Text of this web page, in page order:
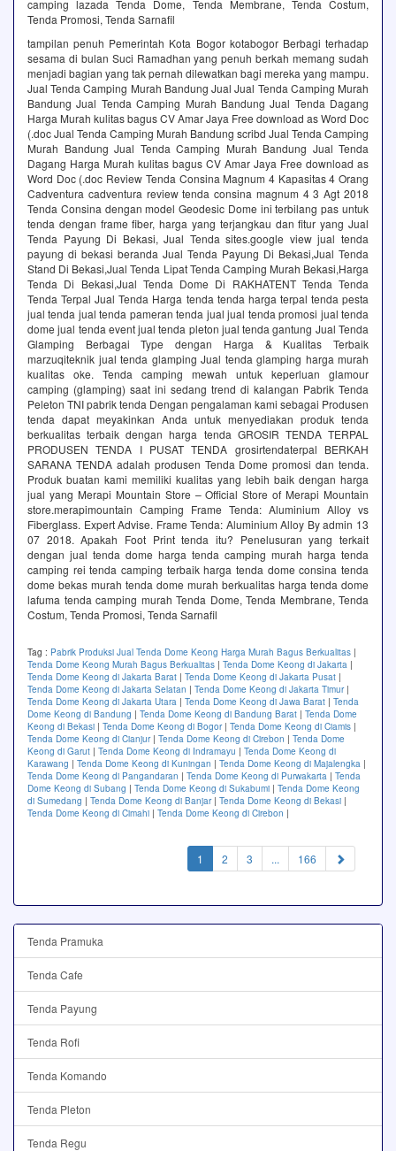
camping lazada Tenda Dome, Tenda Membrane, Tenda Costum,
Tenda Promosi, Tenda Sarnafil
tampilan penuh Pemerintah Kota Bogor kotabogor Berbagi terhadap
sesama di bulan Suci Ramadhan yang penuh berkah memang sudah
menjadi bagian yang tak pernah dilewatkan bagi mereka yang mampu.
Jual Tenda Camping Murah Bandung Jual Jual Tenda Camping Murah
Bandung Jual Tenda Camping Murah Bandung Jual Tenda Dagang
Harga Murah kulitas bagus CV Amar Jaya Free download as Word Doc
(.doc Jual Tenda Camping Murah Bandung scribd Jual Tenda Camping
Murah Bandung Jual Tenda Camping Murah Bandung Jual Tenda
Dagang Harga Murah kulitas bagus CV Amar Jaya Free download as
Word Doc (.doc Review Tenda Consina Magnum 4 Kapasitas 4 Orang
Cadventura cadventura review tenda consina magnum 4 3 Agt 2018
Tenda Consina dengan model Geodesic Dome ini terbilang pas untuk
tenda dengan frame fiber, harga yang terjangkau dan fitur yang Jual
Tenda Payung Di Bekasi, Jual Tenda sites.google view jual tenda
payung di bekasi beranda Jual Tenda Payung Di Bekasi,Jual Tenda
Stand Di Bekasi,Jual Tenda Lipat Tenda Camping Murah Bekasi,Harga
Tenda Di Bekasi,Jual Tenda Dome Di RAKHATENT Tenda Tenda
Tenda Terpal Jual Tenda Harga tenda tenda harga terpal tenda pesta
jual tenda jual tenda pameran tenda jual jual tenda promosi jual tenda
dome jual tenda event jual tenda pleton jual tenda gantung Jual Tenda
Glamping Berbagai Type dengan Harga & Kualitas Terbaik
marzuqiteknik jual tenda glamping Jual tenda glamping harga murah
kualitas oke. Tenda camping mewah untuk keperluan glamour
camping (glamping) saat ini sedang trend di kalangan Pabrik Tenda
Peleton TNI pabrik tenda Dengan pengalaman kami sebagai Produsen
tenda dapat meyakinkan Anda untuk menyediakan produk tenda
berkualitas terbaik dengan harga tenda GROSIR TENDA TERPAL
PRODUSEN TENDA I PUSAT TENDA grosirtendaterpal BERKAH
SARANA TENDA adalah produsen Tenda Dome promosi dan tenda.
Produk buatan kami memiliki kualitas yang lebih baik dengan harga
jual yang Merapi Mountain Store – Official Store of Merapi Mountain
store.merapimountain Camping Frame Tenda: Aluminium Alloy vs
Fiberglass. Expert Advise. Frame Tenda: Aluminium Alloy By admin 13
07 2018. Apakah Foot Print tenda itu? Penelusuran yang terkait
dengan jual tenda dome harga tenda camping murah harga tenda
camping rei tenda camping terbaik harga tenda dome consina tenda
dome bekas murah tenda dome murah berkualitas harga tenda dome
lafuma tenda camping murah Tenda Dome, Tenda Membrane, Tenda
Costum, Tenda Promosi, Tenda Sarnafil
Tag : Pabrik Produksi Jual Tenda Dome Keong Harga Murah Bagus Berkualitas |
Tenda Dome Keong Murah Bagus Berkualitas | Tenda Dome Keong di Jakarta |
Tenda Dome Keong di Jakarta Barat | Tenda Dome Keong di Jakarta Pusat |
Tenda Dome Keong di Jakarta Selatan | Tenda Dome Keong di Jakarta Timur|
Tenda Dome Keong di Jakarta Utara | Tenda Dome Keong di Jawa Barat | Tenda
Dome Keong di Bandung | Tenda Dome Keong di Bandung Barat | Tenda Dome
Keong di Bekasi | Tenda Dome Keong di Bogor| Tenda Dome Keong di Ciamis |
Tenda Dome Keong di Cianjur| Tenda Dome Keong di Cirebon | Tenda Dome
Keong di Garut | Tenda Dome Keong di Indramayu | Tenda Dome Keong di
Karawang | Tenda Dome Keong di Kuningan | Tenda Dome Keong di Majalengka |
Tenda Dome Keong di Pangandaran | Tenda Dome Keong di Purwakarta | Tenda
Dome Keong di Subang | Tenda Dome Keong di Sukabumi | Tenda Dome Keong
di Sumedang | Tenda Dome Keong di Banjar| Tenda Dome Keong di Bekasi |
Tenda Dome Keong di Cimahi | Tenda Dome Keong di Cirebon |
1 (current)
2 3 ... 166
Tenda Pramuka
Tenda Cafe
Tenda Payung
Tenda Rofi
Tenda Komando
Tenda Pleton
Tenda Regu